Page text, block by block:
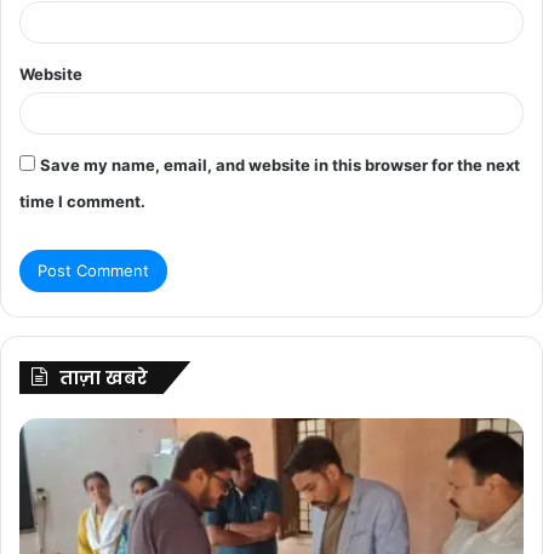
Website
Save my name, email, and website in this browser for the next
time I comment.
ताज़ा खबरे